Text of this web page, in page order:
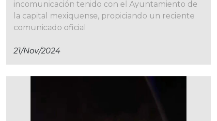
incomunicación tenido con el Ayuntamiento de
la capital mexiquense, propiciando un reciente
comunicado oficial
21/nov/2024